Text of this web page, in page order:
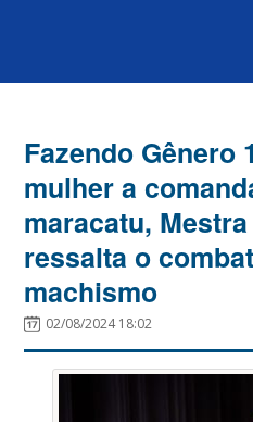
Fazendo Gênero
mulher a
maracatu,
ressalta o
machismo
02/08/2024 18:02